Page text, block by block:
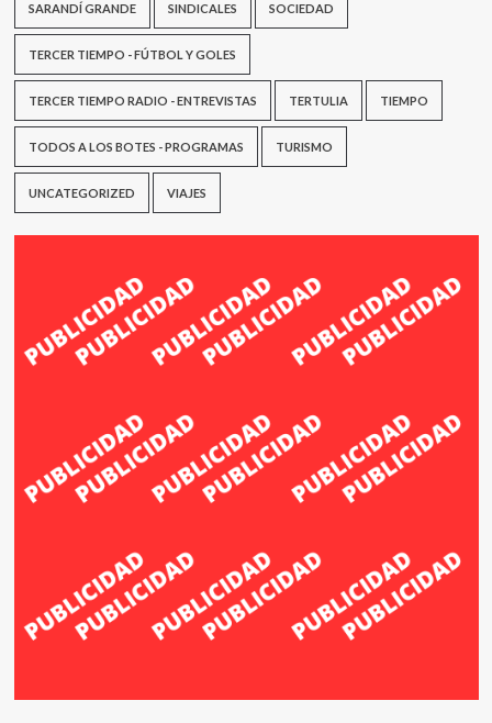
SARANDÍ GRANDE SINDICALES SOCIEDAD
TERCER TIEMPO - FÚTBOL Y GOLES
TERCER TIEMPO RADIO - ENTREVISTAS TERTULIA TIEMPO
TODOS A LOS BOTES - PROGRAMAS TURISMO
UNCATEGORIZED VIAJES